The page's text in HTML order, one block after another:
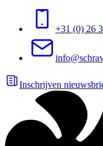
+31 (0) 26
Inschrijven